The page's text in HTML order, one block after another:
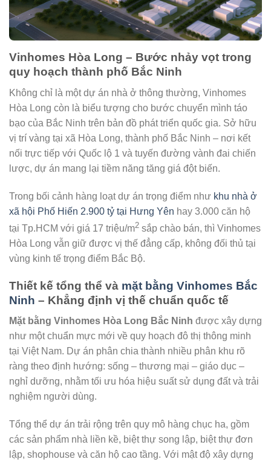
Vinhomes Hòa Long – Bước nhảy vọt trong
quy hoạch thành phố Bắc Ninh
Không chỉ là một dự án nhà ở thông thường, Vinhomes
Hòa Long còn là biểu tượng cho bước chuyển mình táo
bạo của Bắc Ninh trên bản đồ phát triển quốc gia. Sở hữu
vị trí vàng tại xã Hòa Long, thành phố Bắc Ninh – nơi kết
nối trực tiếp với Quốc lộ 1 và tuyến đường vành đai chiến
lược, dự án mang lại tiềm năng tăng giá đột biến.
Trong bối cảnh hàng loạt dự án trọng điểm như khu nhà ở
xã hội Phố Hiến 2.900 tỷ tại Hưng Yên hay 3.000 căn hộ
tại Tp.HCM với giá 17 triệu/m2 sắp chào bán, thì Vinhomes
Hòa Long vẫn giữ được vị thế đẳng cấp, không đối thủ tại
vùng kinh tế trọng điểm Bắc Bộ.
Thiết kế tổng thể và mặt bằng Vinhomes Bắc
Ninh – Khẳng định vị thế chuẩn quốc tế
Mặt bằng Vinhomes Hòa Long Bắc Ninh được xây dựng
như một chuẩn mực mới về quy hoạch đô thị thông minh
tại Việt Nam. Dự án phân chia thành nhiều phân khu rõ
ràng theo định hướng: sống – thương mại – giáo dục –
nghỉ dưỡng, nhằm tối ưu hóa hiệu suất sử dụng đất và trải
nghiệm người dùng.
Tổng thể dự án trải rộng trên quy mô hàng chục ha, gồm
các sản phẩm nhà liền kề, biệt thự song lập, biệt thự đơn
lập, shophouse và căn hộ cao tầng. Với mật độ xây dựng